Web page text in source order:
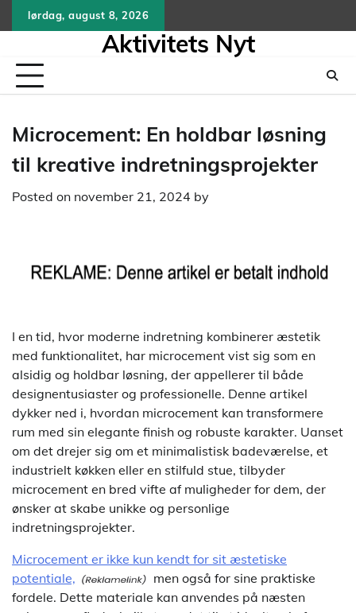
to
lørdag, august 8, 2026
Aktivitets Nyt
Microcement: En holdbar løsning
til kreative indretningsprojekter
Posted on november 21, 2024 by
I en tid, hvor moderne indretning kombinerer æstetik
med funktionalitet, har microcement vist sig som en
alsidig og holdbar løsning, der appellerer til både
designentusiaster og professionelle. Denne artikel
dykker ned i, hvordan microcement kan transformere
rum med sin elegante finish og robuste karakter. Uanset
om det drejer sig om et minimalistisk badeværelse, et
industrielt køkken eller en stilfuld stue, tilbyder
microcement en bred vifte af muligheder for dem, der
ønsker at skabe unikke og personlige
indretningsprojekter.
Microcement er ikke kun kendt for sit æstetiske
potentiale,
men også for sine praktiske
fordele. Dette materiale kan anvendes på næsten